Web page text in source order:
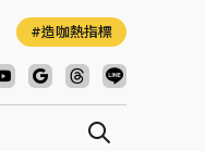
造咖熱指標